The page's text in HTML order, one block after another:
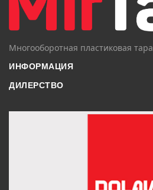
Многооборотная пластиковая тара
ИНФОРМАЦИЯ
ДИЛЕРСТВО